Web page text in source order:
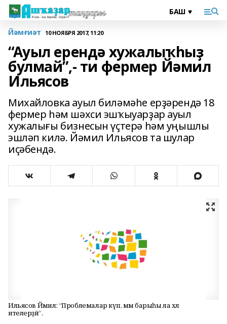
Йәмғиәт 10 НОЯБРЯ 2017, 11:20
“Ауыл ерендә хужалыҡһыҙ
булмай”,- ти фермер Йәмил
Ильясов
Михайловка ауыл биләмәһе ерҙәрендә 18
фермер һәм шәхси эшҡыуарҙар ауыл
хужалығы бизнесын үҫтерә һәм уңышлы
эшләп килә. Йәмил Ильясов та шулар
иҫәбендә.
Ильясов Йәмил: “Проблемалар күп, әммә барыһы ла хәл
ителерҙәй”.